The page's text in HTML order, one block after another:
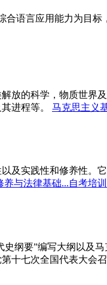
语言应用能力为目
放的科学，物质世界
进程等。
马克思主义
及实践性和修养性
养与法律基础...自考培训
纲要”编写大纲以及
十七次全国代表大会